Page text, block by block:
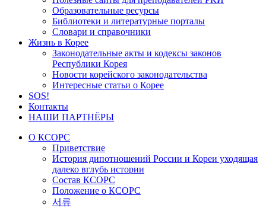
Образовательные ресурсы
Библиотеки и литературные порталы
Словари и справочники
Жизнь в Корее
Законодательные акты и кодексы законов
Республики Корея
Новости корейского законодательства
Интересные статьи о Корее
SOS!
Контакты
НАШИ ПАРТНЁРЫ
О КСОРС
Приветствие
История дипотношений России и Кореи уходящая
далеко вглубь истории
Состав КСОРС
Положение о КСОРС
서류